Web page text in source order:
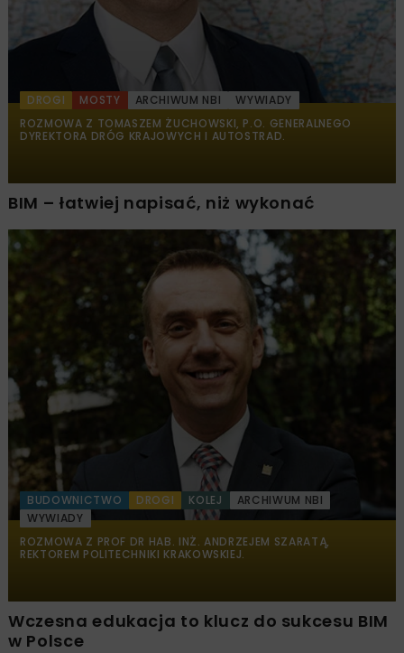
DROGI MOSTY ARCHIWUM NBI
WYWIADY
ROZMOWA Z TOMASZEM ŻUCHOWSKI, P.O. GENERALNEGO
DYREKTORA DRÓG KRAJOWYCH I AUTOSTRAD.
BIM – łatwiej napisać, niż wykonać
BUDOWNICTWO DROGI KOLEJ
ARCHIWUM NBI
WYWIADY
ROZMOWA Z PROF DR HAB. INŻ. ANDRZEJEM SZARATĄ,
REKTOREM POLITECHNIKI KRAKOWSKIEJ.
Wczesna edukacja to klucz do sukcesu BIM
w Polsce